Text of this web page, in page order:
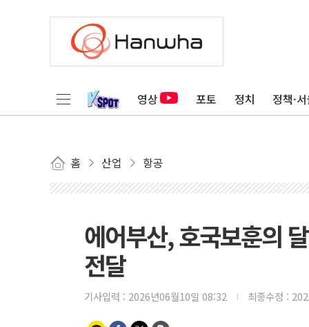
영상 포토 정치 정책·
홈 산업 항공
에어부산, 호국보훈의
전달
기사입력 : 2026년06월10일 08:32 최종수정 :